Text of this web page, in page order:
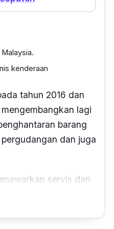
kenderaan
tahun 2016 dan
lagi
barang
dan juga
servis dan
pelanggan